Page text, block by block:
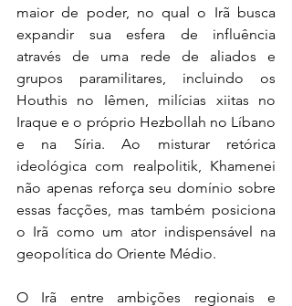
maior de poder, no qual o Irã busca
expandir sua esfera de influência
através de uma rede de aliados e
grupos paramilitares, incluindo os
Houthis no Iêmen, milícias xiitas no
Iraque e o próprio Hezbollah no Líbano
e na Síria. Ao misturar retórica
ideológica com realpolitik, Khamenei
não apenas reforça seu domínio sobre
essas facções, mas também posiciona
o Irã como um ator indispensável na
geopolítica do Oriente Médio.
O Irã entre ambições regionais e